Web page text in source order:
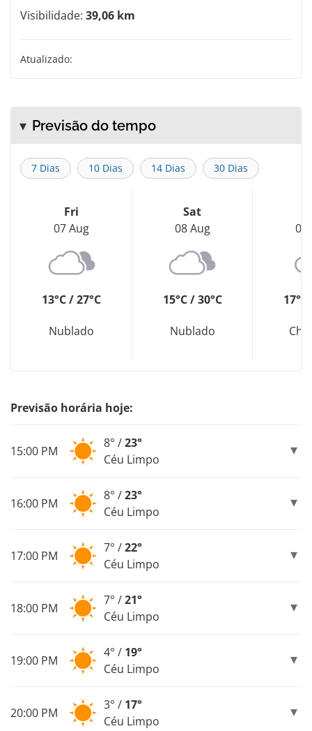
Visibilidade: 39,06 km
Atualizado:
Previsão do tempo
7 Dias 10 Dias 14 Dias 30 Dias
Fri
07 Aug
13°C / 27°C
Nublado
Sat
08 Aug
15°C / 30°C
Nublado
09
17°C
Previsão horária hoje:
15:00 PM
8° /23°
Céu Limpo
16:00 PM
8° /23°
Céu Limpo
17:00 PM
7° /22°
Céu Limpo
18:00 PM
7° /21°
Céu Limpo
19:00 PM
4° / 19°
Céu Limpo
20:00 PM
3° / 17°
Céu Limpo